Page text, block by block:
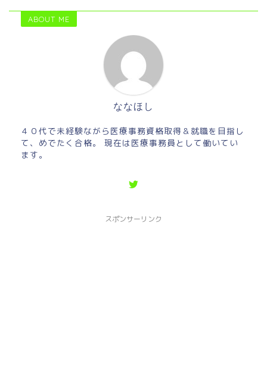
ABOUT ME
ななほし
４０代で未経験ながら医療事務資格取得＆就職を目指し
て、めでたく合格。 現在は医療事務員として働いてい
ます。
スポンサーリンク